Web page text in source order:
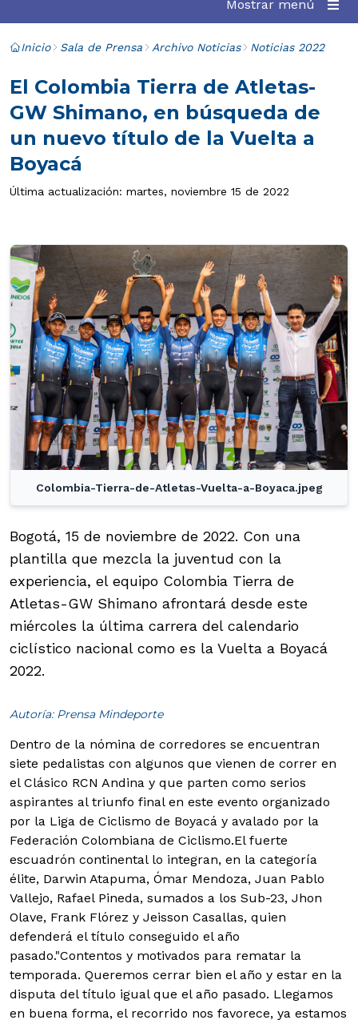
Mostrar menú
Inicio Sala de Prensa Archivo Noticias Noticias 2022
El Colombia Tierra de Atletas-
GW Shimano, en búsqueda de
un nuevo título de la Vuelta a
Boyacá
Última actualización: martes, noviembre 15 de 2022
Colombia-Tierra-de-Atletas-Vuelta-a-Boyaca.jpeg
Bogotá, 15 de noviembre de 2022. Con una
plantilla que mezcla la juventud con la
experiencia, el equipo Colombia Tierra de
Atletas-GW Shimano afrontará desde este
miércoles la última carrera del calendario
ciclístico nacional como es la Vuelta a Boyacá
2022.
Autoría: Prensa Mindeporte
Dentro de la nómina de corredores se encuentran
siete pedalistas con algunos que vienen de correr en
el Clásico RCN Andina y que parten como serios
aspirantes al triunfo final en este evento organizado
por la Liga de Ciclismo de Boyacá y avalado por la
Federación Colombiana de Ciclismo.El fuerte
escuadrón continental lo integran, en la categoría
élite, Darwin Atapuma, Ómar Mendoza, Juan Pablo
Vallejo, Rafael Pineda, sumados a los Sub-23, Jhon
Olave, Frank Flórez y Jeisson Casallas, quien
defenderá el título conseguido el año
pasado."Contentos y motivados para rematar la
temporada. Queremos cerrar bien el año y estar en la
disputa del título igual que el año pasado. Llegamos
en buena forma, el recorrido nos favorece, ya estamos